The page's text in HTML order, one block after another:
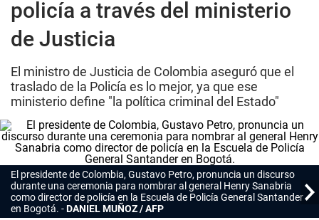
policía a través del ministerio
de Justicia
El ministro de Justicia de Colombia aseguró que el
traslado de la Policía es lo mejor, ya que ese
ministerio define "la política criminal del Estado"
El presidente de Colombia, Gustavo Petro, pronuncia un discurso
durante una ceremonia para nombrar al general Henry Sanabria
como director de policía en la Escuela de Policía General Santander
en Bogotá.
DANIEL MUÑOZ / AFP